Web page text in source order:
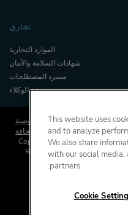
تجاري
الموارد التجارية
شهادات السلامة والأمان
مسرد المصطلحات
بوابة الوكلاء
سياسة الخصوصية الارتباط
الصحافة
© Copyright, Saint-Gobain
Reserved. Solar Gard is a
This website uses
and to analyze
We also share
with our social
partners.
Cookie